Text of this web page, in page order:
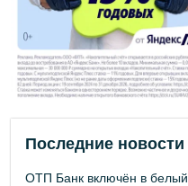
Последние новости
ОТП Банк включён в белый